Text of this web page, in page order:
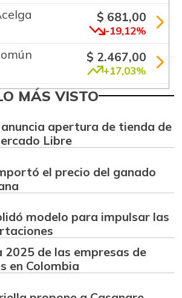
$ 681,00
-19,12%
$ 2.467,00
+17,03%
hass $ 9.302,00
$ 9.052,00
$ 2.388,00
+10,59%
Ajo $ 9.034,50
MÁS VISTO
apertura de tienda de
Libre
el precio del ganado
modelo para impulsar las
de las empresas de
en Colombia